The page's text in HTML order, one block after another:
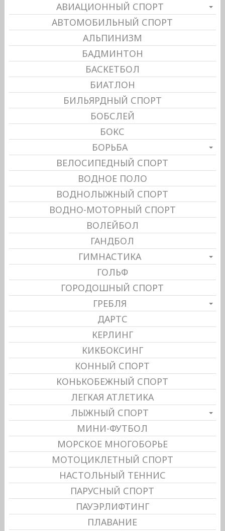
АВИАЦИОННЫЙ СПОРТ
АВТОМОБИЛЬНЫЙ СПОРТ
АЛЬПИНИЗМ
БАДМИНТОН
БАСКЕТБОЛ
БИАТЛОН
БИЛЬЯРДНЫЙ СПОРТ
БОБСЛЕЙ
БОКС
БОРЬБА
ВЕЛОСИПЕДНЫЙ СПОРТ
ВОДНОЕ ПОЛО
ВОДНОЛЫЖНЫЙ СПОРТ
ВОДНО-МОТОРНЫЙ СПОРТ
ВОЛЕЙБОЛ
ГАНДБОЛ
ГИМНАСТИКА
ГОЛЬФ
ГОРОДОШНЫЙ СПОРТ
ГРЕБЛЯ
ДАРТС
КЕРЛИНГ
КИКБОКСИНГ
КОННЫЙ СПОРТ
КОНЬКОБЕЖНЫЙ СПОРТ
ЛЕГКАЯ АТЛЕТИКА
ЛЫЖНЫЙ СПОРТ
МИНИ-ФУТБОЛ
МОРСКОЕ МНОГОБОРЬЕ
МОТОЦИКЛЕТНЫЙ СПОРТ
НАСТОЛЬНЫЙ ТЕННИС
ПАРУСНЫЙ СПОРТ
ПАУЭРЛИФТИНГ
ПЛАВАНИЕ